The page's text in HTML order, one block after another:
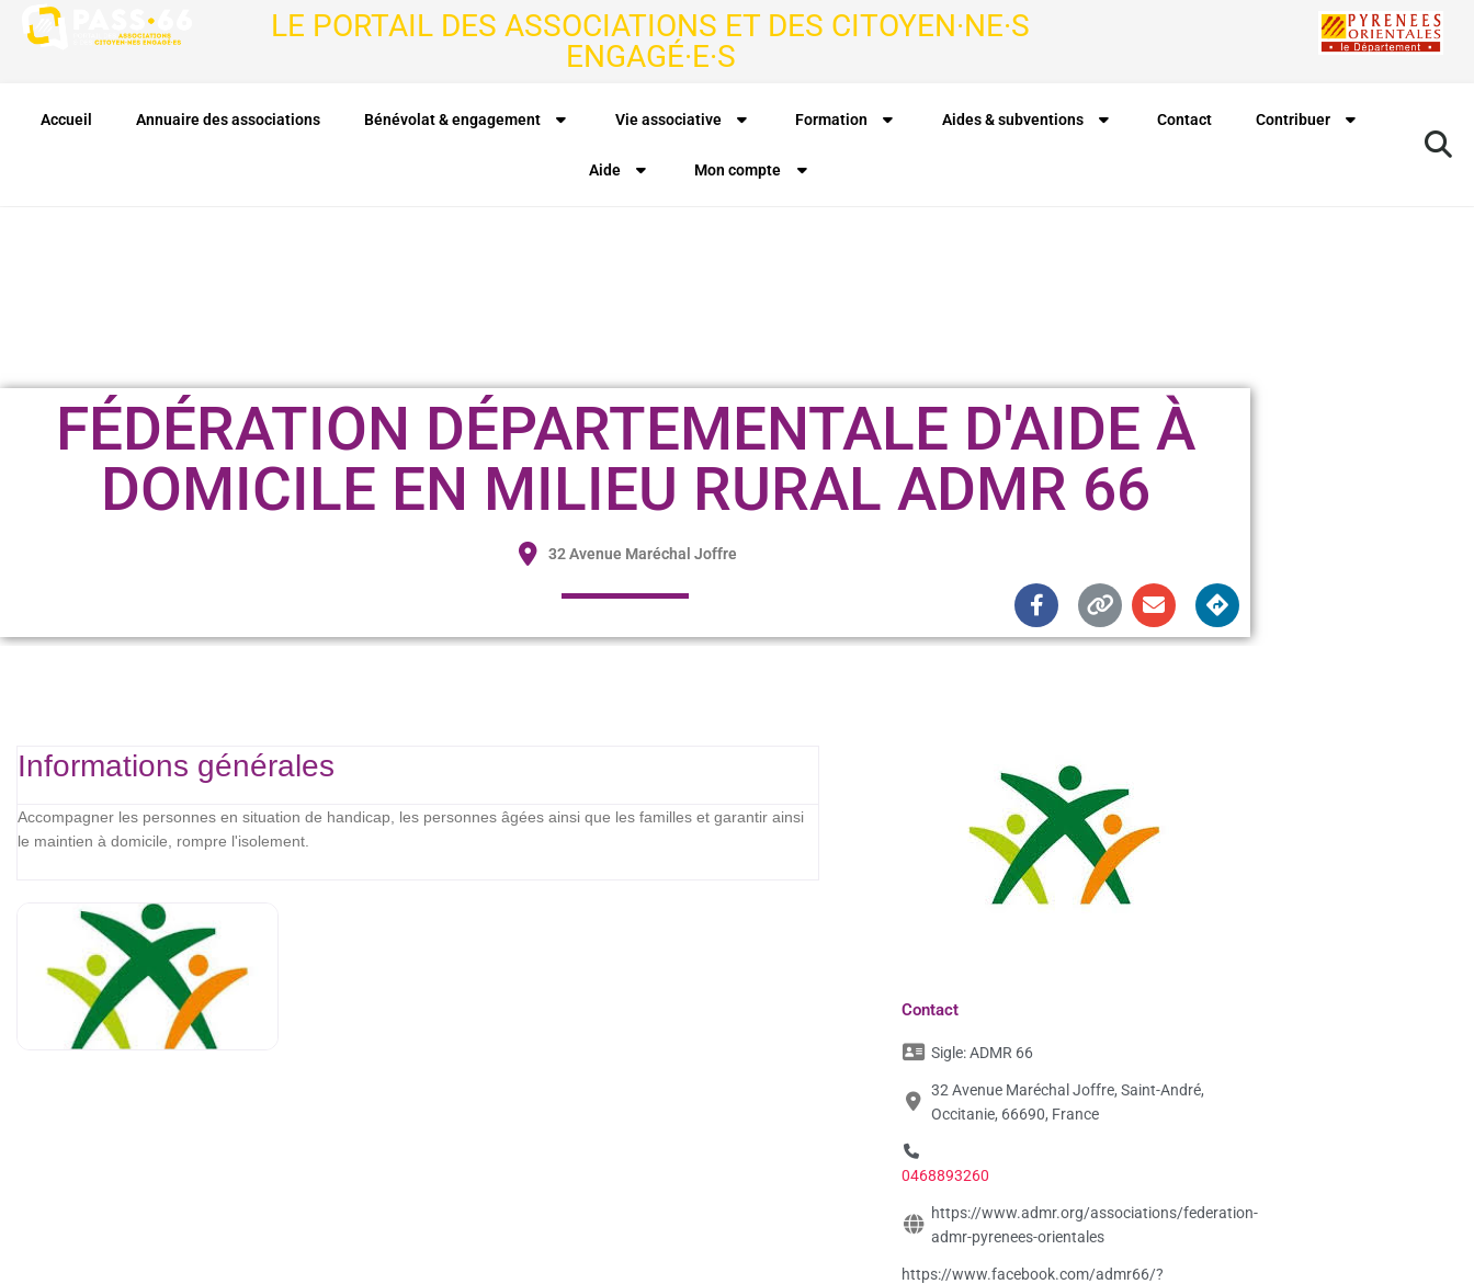
LE PORTAIL DES ASSOCIATIONS ET DES CITOYEN·NE·S
ENGAGÉ·E·S
Accueil Annuaire des associations Bénévolat & engagement Vie associative Formation Aides & subventions Contact Contribuer
Aide Mon compte
FÉDÉRATION DÉPARTEMENTALE D'AIDE À
DOMICILE EN MILIEU RURAL ADMR 66
32 Avenue Maréchal Joffre
Informations générales
Accompagner les personnes en situation de handicap, les personnes âgées ainsi que les familles et garantir ainsi
le maintien à domicile, rompre l'isolement.
Contact
Sigle:ADMR 66
32 Avenue Maréchal Joffre, Saint-André,
Occitanie, 66690, France
0468893260
https://www.admr.org/associations/federation-
admr-pyrenees-orientales
https://www.facebook.com/admr66/?